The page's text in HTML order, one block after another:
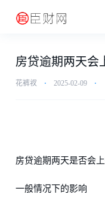
房贷逾期两天会
花裤衩 ⋅ 2025-02-09 ⋅
房贷逾期两天是否会
一般情况下的影响